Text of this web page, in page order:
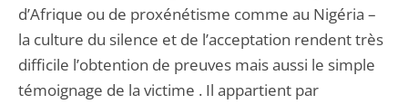
d’Afrique ou de proxénétisme comme au Nigéria –
la culture du silence et de l’acceptation rendent très
difficile l’obtention de preuves mais aussi le simple
témoignage de la victime . Il appartient par